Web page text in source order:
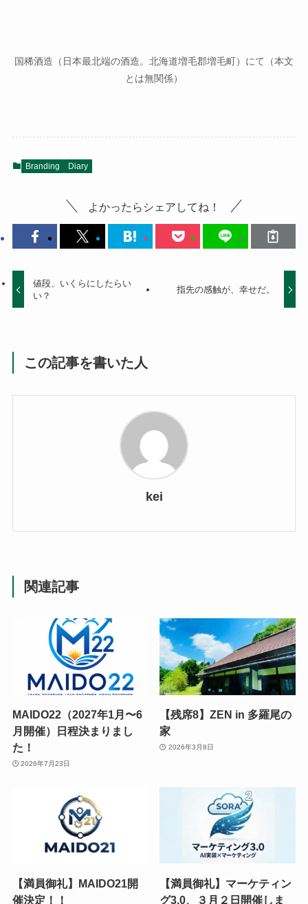
国稀酒造（日本最北端の酒造。北海道増毛郡増毛町）にて（本文
とは無関係）
Branding Diary
よかったらシェアしてね！
値段、いくらにしたらい
い？
指先の感触が、幸せだ。
この記事を書いた人
kei
関連記事
MAIDO22（2027年1月〜6
月開催）日程決まりまし
た！
2026年7月23日
【残席8】ZEN in 多羅尾の
家
2026年3月8日
【満員御礼】MAIDO21開
催決定！！
【満員御礼】マーケティン
グ3.0、３月２日開催しま